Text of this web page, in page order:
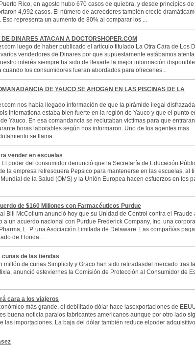
Rico, en agosto hubo 670 casos de quiebra, y desde principios
4,992 casos. El número de acreedores también creció
representa un aumento de 80% al comparar los ...
DINARES ATACAN A DOCTORSHOPER.COM
luego de haber publicado el artículo titulado La Otra Cara de Los
vendedores de Dinares por que supuestamente estábamos
interés siempre ha sido de llevarle la mejor información
cuando los consumidores fueran abordados para ofrecerles...
DE YAUCO SE AHOGAN EN LAS PISCINAS DE LA
nos había llegado información de que la pirámide ilegal
Internationa estaba bien fuerte en la región de Yauco y que el punto
Yauco. En esa comandancia se reclutaban victimas para que entraran
horas laborables según nos informaron. Uno de los agentes mas
se llama...
vender en escuelas
poder del consumidor denunció que la Secretaría de Educación
la empresa refresquera Pepsico para mantenerse en las escuelas, al
de la Salud (OMS) y la Unión Europea hacen esfuerzos en los
de $160 Millones con Farmacéuticos Purdue
Bill McCollum anunció hoy que su Unidad de Control contra el Fraude
a un acuerdo nacional con Purdue Frederick Company, Inc. una
L. P. una Asociación Limitada de Delaware. Las compañías
de Florida...
cunas de las tiendas
millón de cunas Simplicity y Graco han sido retiradasdel mercado tras
anunció esteviernes la Comisión de Protección al Consumidor de
cara a los viajeros
más grande, el debilitado dólar hace lasexportaciones de
buena noticia paralos fabricantes americanos aunque por otro lado
las importaciones. La baja del dólar también reduce elpoder